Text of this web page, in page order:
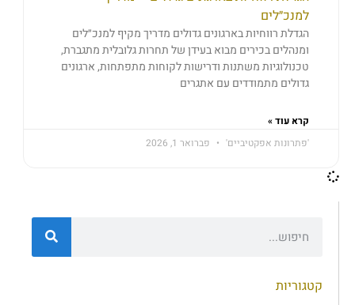
למנכ״לים
הגדלת רווחיות בארגונים גדולים מדריך מקיף למנכ״לים
ומנהלים בכירים מבוא בעידן של תחרות גלובלית מתגברת,
טכנולוגיות משתנות ודרישות לקוחות מתפתחות, ארגונים
גדולים מתמודדים עם אתגרים
קרא עוד »
'פתרונות אפקטיביים'
פברואר 1, 2026
קטגוריות